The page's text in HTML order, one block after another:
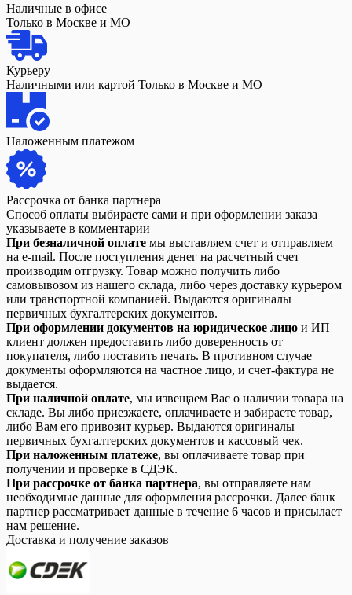
Наличные в офисе
Только в Москве и МО
Курьеру
Наличными или картой Только в Москве и МО
Наложенным платежом
Рассрочка от банка партнера
Способ оплаты выбираете сами и при оформлении заказа
указываете в комментарии
При безналичной оплате мы выставляем счет и отправляем
на e-mail. После поступления денег на расчетный счет
производим отгрузку. Товар можно получить либо
самовывозом из нашего склада, либо через доставку курьером
или транспортной компанией. Выдаются оригиналы
первичных бухгалтерских документов.
При оформлении документов на юридическое лицо и ИП
клиент должен предоставить либо доверенность от
покупателя, либо поставить печать. В противном случае
документы оформляются на частное лицо, и счет-фактура не
выдается.
При наличной оплате, мы извещаем Вас о наличии товара на
складе. Вы либо приезжаете, оплачиваете и забираете товар,
либо Вам его привозит курьер. Выдаются оригиналы
первичных бухгалтерских документов и кассовый чек.
При наложенным платеже, вы оплачиваете товар при
получении и проверке в СДЭК.
При рассрочке от банка партнера, вы отправляете нам
необходимые данные для оформления рассрочки. Далее банк
партнер рассматривает данные в течение 6 часов и присылает
нам решение.
Доставка и получение заказов